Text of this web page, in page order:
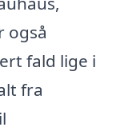
også
fald lige i
fra